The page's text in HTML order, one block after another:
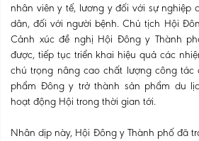
nhân viên y tế, lương y đối với sự nghiệp
dân, đối với người bệnh. Chủ tịch Hội
Cảnh xúc đề nghị Hội Đông y Thành
được, tiếp tục triển khai hiệu quả các
chú trọng nâng cao chất lượng công
phẩm Đông y trở thành sản phẩm du
hoạt động Hội trong thời gian tới.
Nhân dịp này, Hội Đông y Thành phố đã